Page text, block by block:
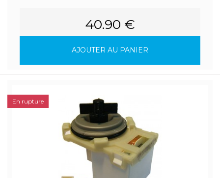
40.90 €
AJOUTER AU PANIER
En rupture